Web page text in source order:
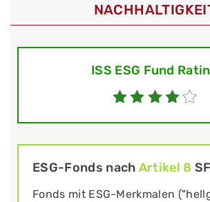
ISS ESG Fund
ESG-Fonds nach Artikel 8
Fonds mit ESG-Merkmalen